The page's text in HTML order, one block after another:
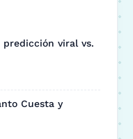
viral vs.
Cuesta y